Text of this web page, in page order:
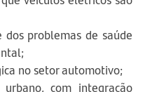
problemas de saúde
no setor automotivo;
com integração